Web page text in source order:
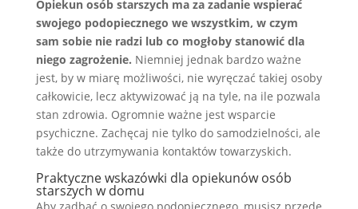
Opiekun osób starszych ma za zadanie wspierać
swojego podopiecznego we wszystkim, w czym
sam sobie nie radzi lub co mogłoby stanowić dla
niego zagrożenie. Niemniej jednak bardzo ważne
jest, by w miarę możliwości, nie wyręczać takiej osoby
całkowicie, lecz aktywizować ją na tyle, na ile pozwala
stan zdrowia. Ogromnie ważne jest wsparcie
psychiczne. Zachęcaj nie tylko do samodzielności, ale
także do utrzymywania kontaktów towarzyskich.
Praktyczne wskazówki dla opiekunów osób
starszych w domu
Aby zadbać o swojego podopiecznego, musisz przede